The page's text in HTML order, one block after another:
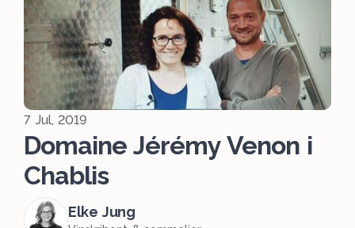
7 Jul, 2019
Domaine Jérémy Venon i
Chablis
Elke Jung